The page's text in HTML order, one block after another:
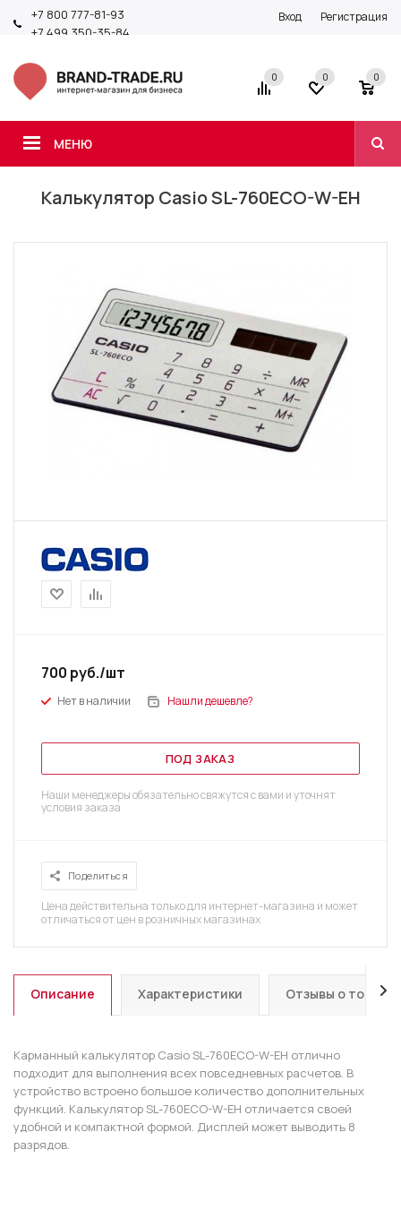
+7 800 777-81-93
+7 499 350-35-84
Вход Регистрация
МЕНЮ
0 0 0
Калькулятор Casio SL-760ECO-W-EH
700 руб./шт
Нет в наличии Нашли дешевле?
ПОД ЗАКАЗ
Наши менеджеры обязательно свяжутся с вами и уточнят
условия заказа
Поделиться
Цена действительна только для интернет-магазина и может
отличаться от цен в розничных магазинах
Описание Характеристики Отзывы о товаре
Карманный калькулятор Casio SL-760ECO-W-EH отлично
подходит для выполнения всех повседневных расчетов. В
устройство встроено большое количество дополнительных
функций. Калькулятор SL-760ECO-W-EH отличается своей
удобной и компактной формой. Дисплей может выводить 8
разрядов.